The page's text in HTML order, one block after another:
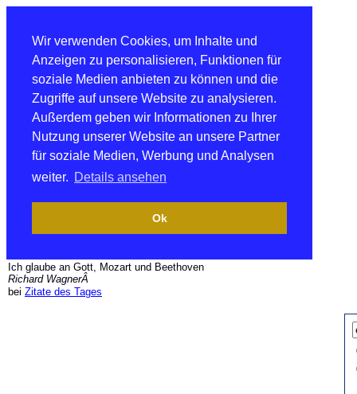
Wir verwenden Cookies, um Inhalte und
Anzeigen zu personalisieren, Funktionen für
soziale Medien anbieten zu können und die
Zugriffe auf unsere Website zu analysieren.
Außerdem geben wir Informationen zu Ihrer
Nutzung unserer Website an unsere Partner
für soziale Medien, Werbung und Analysen
weiter. Details ansehen
Ok
Ich glaube an Gott, Mozart und Beethoven
Richard WagnerÂ
bei Zitate des Tages